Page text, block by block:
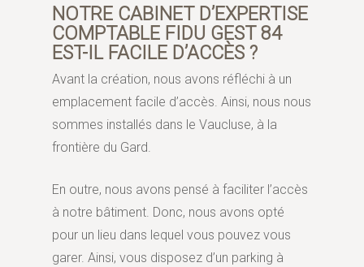
NOTRE CABINET D’EXPERTISE
COMPTABLE FIDU GEST 84
EST-IL FACILE D’ACCÈS ?
Avant la création, nous avons réfléchi à un
emplacement facile d’accès. Ainsi, nous nous
sommes installés dans le Vaucluse, à la
frontière du Gard.
En outre, nous avons pensé à faciliter l’accès
à notre bâtiment. Donc, nous avons opté
pour un lieu dans lequel vous pouvez vous
garer. Ainsi, vous disposez d’un parking à